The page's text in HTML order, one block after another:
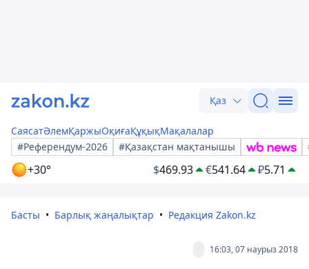
Қаз
СаясатӘлемҚаржыОқиғаҚұқықМақалалар
#Референдум-2026
#Қазақстан мақтанышы
+30° $469.93 €541.64 ₽5.71
Басты Барлық жаңалықтар Редакция Zakon.kz
16:03, 07 наурыз 2018